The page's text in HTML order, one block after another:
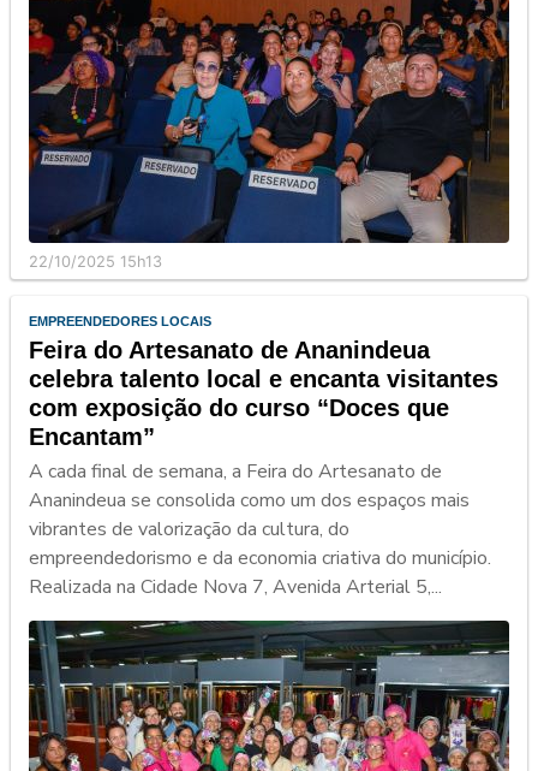
22/10/2025 15h13
EMPREENDEDORES LOCAIS
Feira do Artesanato de Ananindeua
celebra talento local e encanta visitantes
com exposição do curso “Doces que
Encantam”
A cada final de semana, a Feira do Artesanato de
Ananindeua se consolida como um dos espaços mais
vibrantes de valorização da cultura, do
empreendedorismo e da economia criativa do município.
Realizada na Cidade Nova 7, Avenida Arterial 5,...